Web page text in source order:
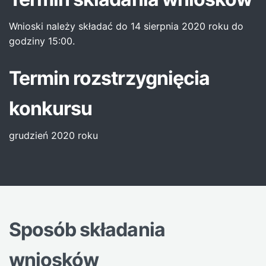
Wnioski należy składać do 14 sierpnia 2020 roku do
godziny 15:00.
Termin rozstrzygnięcia
konkursu
grudzień 2020 roku
Sposób składania
wniosków